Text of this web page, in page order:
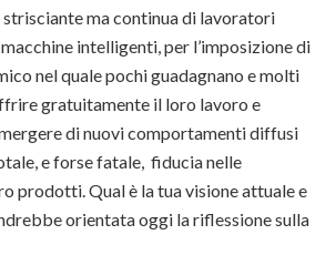
ma continua di lavoratori
intelligenti, per l’imposizione di
nel quale pochi guadagnano e molti
gratuitamente il loro lavoro e
di nuovi comportamenti diffusi
e forse fatale, fiducia nelle
prodotti. Qual è la tua visione attuale e
orientata oggi la riflessione sulla